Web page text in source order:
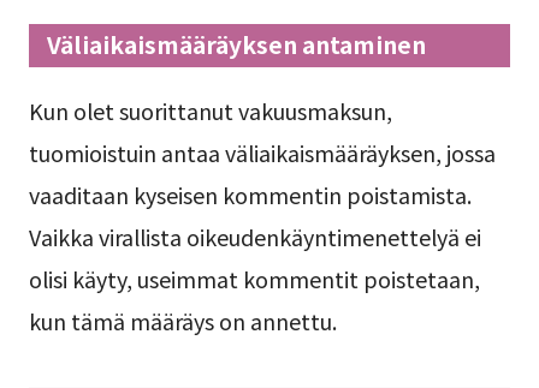
Väliaikaismääräyksen antaminen
Kun olet suorittanut vakuusmaksun,
tuomioistuin antaa väliaikaismääräyksen, jossa
vaaditaan kyseisen kommentin poistamista.
Vaikka virallista oikeudenkäyntimenettelyä ei
olisi käyty, useimmat kommentit poistetaan,
kun tämä määräys on annettu.